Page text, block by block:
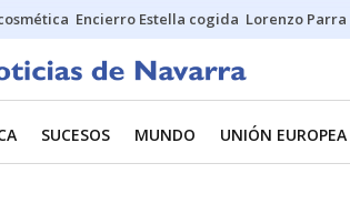
Encierro Estella cogida Lorenzo Parra
SUCESOS MUNDO UNIÓN EUROPEA